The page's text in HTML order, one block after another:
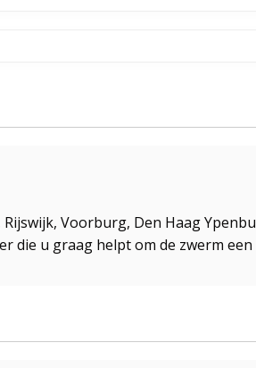
Voorburg, Den Haag
die u graag helpt om de zwerm